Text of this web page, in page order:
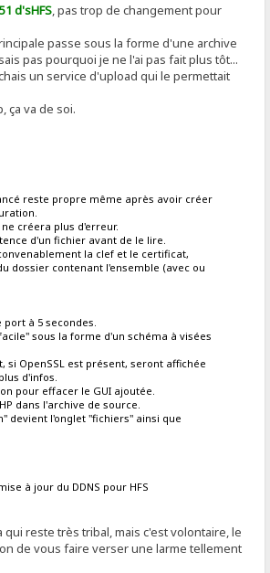
d'sHFS, pas trop de changement pour
passe sous la forme d'une archive
pas pourquoi je ne l'ai pas fait plus tôt...
un service d'upload qui le permettait
ça va de soi.
reste propre même après avoir créer
créera plus d'erreur.
d'un fichier avant de le lire.
la clef et le certificat,
dossier contenant l'ensemble (avec ou
à 5 secondes.
sous la forme d'un schéma à visées
si OpenSSL est présent, seront affichée
d'infos.
pour effacer le GUI ajoutée.
dans l'archive de source.
devient l'onglet "fichiers" ainsi que
à jour du DDNS pour HFS
reste très tribal, mais c'est volontaire, le
de vous faire verser une larme tellement